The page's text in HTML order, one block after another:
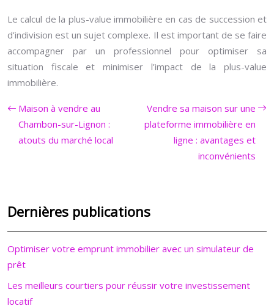
Le calcul de la plus-value immobilière en cas de succession et
d’indivision est un sujet complexe. Il est important de se faire
accompagner par un professionnel pour optimiser sa
situation fiscale et minimiser l’impact de la plus-value
immobilière.
Maison à vendre au
Chambon-sur-Lignon :
atouts du marché local
Vendre sa maison sur une
plateforme immobilière en
ligne : avantages et
inconvénients
Dernières publications
Optimiser votre emprunt immobilier avec un simulateur de
prêt
Les meilleurs courtiers pour réussir votre investissement
locatif